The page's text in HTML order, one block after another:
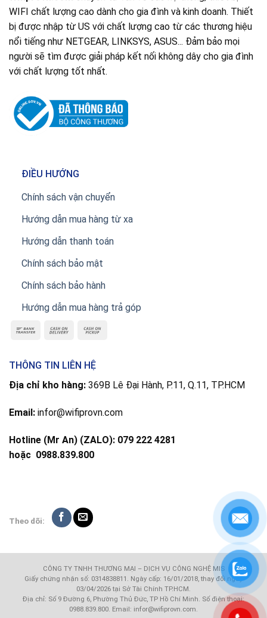
WIFI chất lượng cao dành cho gia đình và kinh doanh. Thiết
bị được nhập từ US với chất lượng cao từ các thương hiệu
nổi tiếng như NETGEAR, LINKSYS, ASUS... Đảm bảo mọi
người sẽ tìm được giải pháp kết nối không dây cho gia đình
với chất lượng tốt nhất.
ĐIỀU HƯỚNG
Chính sách vận chuyển
Hướng dẫn mua hàng từ xa
Hướng dẫn thanh toán
Chính sách bảo mật
Chính sách bảo hành
Hướng dẫn mua hàng trả góp
THÔNG TIN LIÊN HỆ
Địa chỉ kho hàng: 369B Lê Đại Hành, P.11, Q.11, TP.HCM
Email: infor@wifiprovn.com
Hotline (Mr An) (ZALO): 079 222 4281
hoặc 0988.839.800
Theo dõi:
CÔNG TY TNHH THƯƠNG MẠI – DỊCH VỤ CÔNG NGHỆ MIS
Giấy chứng nhận số: 0314838811. Ngày cấp: 16/01/2018, thay đổi ngày
03/04/2026 tại Sở Tài Chính TP.HCM.
Địa chỉ: Số 9 Đường 6, Phường Thủ Đức, TP Hồ Chí Minh. Số điện thoại:
0988.839.800. Email: infor@wifiprovn.com.